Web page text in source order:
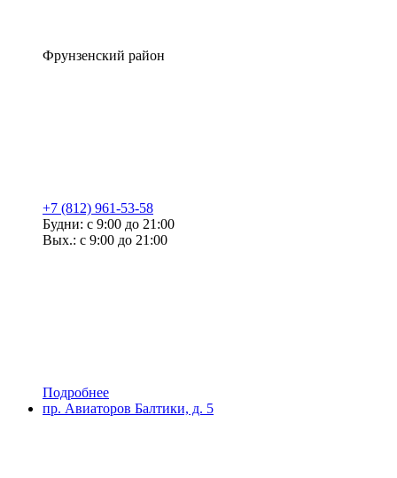
Фрунзенский район
+7 (812) 961-53-58
Будни: с 9:00 до 21:00
Вых.: с 9:00 до 21:00
Подробнее
пр. Авиаторов Балтики, д. 5